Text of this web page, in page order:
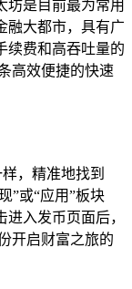
坊是目前最为常用
融大都市，具有广
续费和高吞吐量的
高效便捷的快速
，精准地找到
”或“应用”板块
入发币页面后，
开启财富之旅的